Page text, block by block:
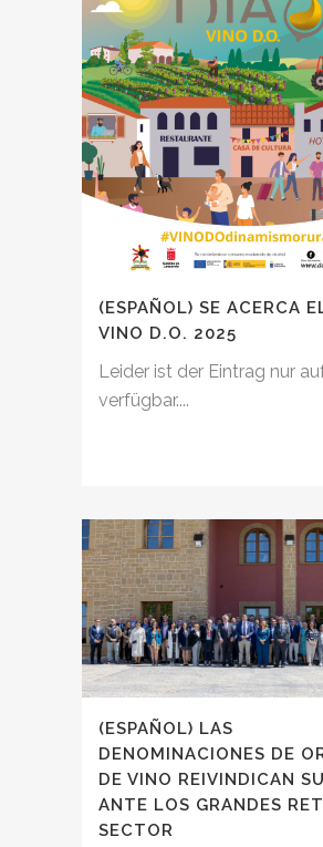
(ESPAÑOL) SE ACERCA
VINO D.O. 2025
Leider ist der Eintrag nur
verfügbar....
(ESPAÑOL) LAS
DENOMINACIONES DE
DE VINO REIVINDICAN
ANTE LOS GRANDES
SECTOR